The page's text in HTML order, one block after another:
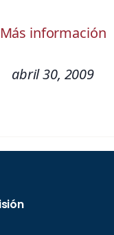
Más información
abril 30, 2009